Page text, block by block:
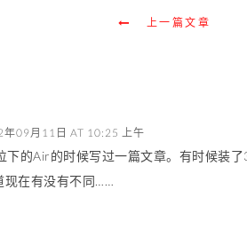
上一篇文章
年09月11日 AT 10:25 上午
下的Air的时候写过一篇文章。有时候装
在有没有不同……